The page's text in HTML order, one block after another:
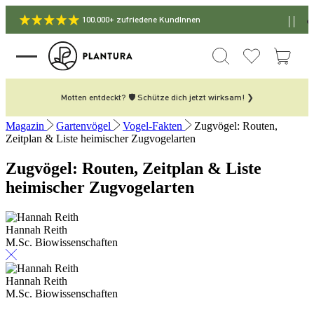
100.000+ zufriedene KundInnen
Motten entdeckt? 🛡️ Schütze dich jetzt wirksam! ❯
Magazin Gartenvögel Vogel-Fakten
Zugvögel: Routen,
Zeitplan & Liste heimischer Zugvogelarten
Zugvögel: Routen, Zeitplan & Liste
heimischer Zugvogelarten
Hannah Reith
M.Sc. Biowissenschaften
Hannah Reith
M.Sc. Biowissenschaften